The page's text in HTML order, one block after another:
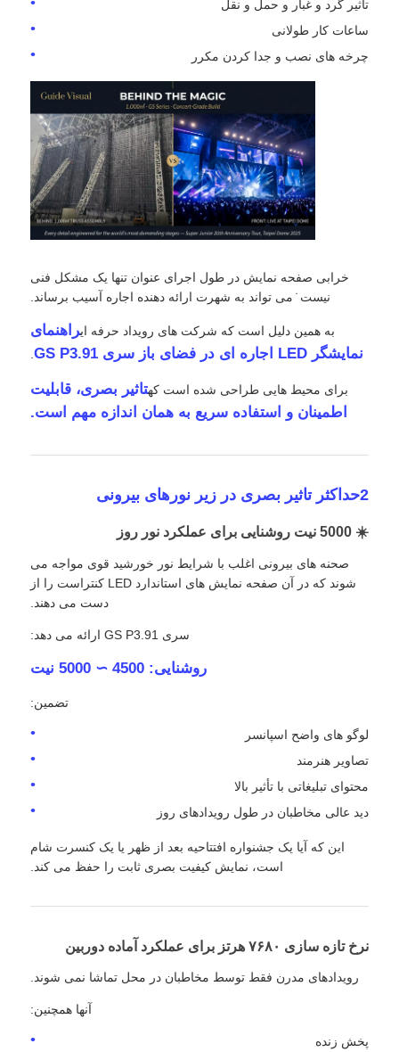
درخواست قیمت
صفحه نمایش LED
صفحه نمایش کنسرت LED
اجاره صفحه نمایش LED
دیوار ویدیویی LED COB
نمایشگر LED شفاف
صفحه نمایش LED بیرونی
تاثیر گرد و غبار و حمل و نقل
ساعات کار طولانی
چرخه های نصب و جدا کردن مکرر
خرابی صفحه نمایش در طول اجرای عنوان تنها یک مشکل فنی
نیست ̇ می تواند به شهرت ارائه دهنده اجاره آسیب برساند.
به همین دلیل است که شرکت های رویداد حرفه ایراهنمای
نمایشگر LED اجاره ای در فضای باز سری GS P3.91
.
برای محیط هایی طراحی شده است کهتاثیر بصری، قابلیت
اطمینان و استفاده سریع به همان اندازه مهم است.
2حداکثر تاثیر بصری در زیر نورهای بیرونی
☀️ 5000 نیت روشنایی برای عملکرد نور روز
صحنه های بیرونی اغلب با شرایط نور خورشید قوی مواجه می
شوند که در آن صفحه نمایش های استاندارد LED کنتراست را از
دست می دهند.
سری GS P3.91 ارائه می دهد:
روشنایی: 4500 ∼ 5000 نیت
تضمین:
لوگو های واضح اسپانسر
تصاویر هنرمند
محتوای تبلیغاتی با تأثیر بالا
دید عالی مخاطبان در طول رویدادهای روز
این که آیا یک جشنواره افتتاحیه بعد از ظهر یا یک کنسرت شام
است، نمایش کیفیت بصری ثابت را حفظ می کند.
نرخ تازه سازی ۷۶۸۰ هرتز برای عملکرد آماده دوربین
رویدادهای مدرن فقط توسط مخاطبان در محل تماشا نمی شوند.
آنها همچنین:
پخش زنده